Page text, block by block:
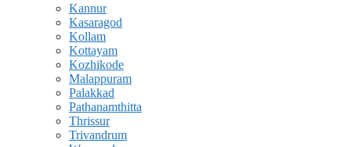
Kannur
Kasaragod
Kollam
Kottayam
Kozhikode
Malappuram
Palakkad
Pathanamthitta
Thrissur
Trivandrum